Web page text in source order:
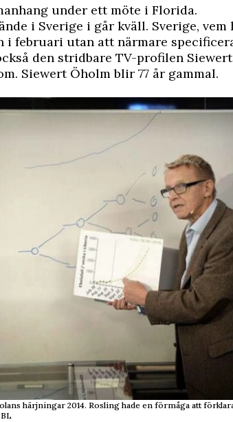
under ett möte i Florida.
i Sverige i går kväll. Sverige,
i februari utan att närmare
den stridbare TV-profilen
Siewert Öholm blir 77 år gammal.
härjningar 2014. Rosling hade en förmåga att